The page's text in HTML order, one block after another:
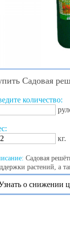
Садовая
количество:
кг.
Садовая
растений, а
о снижении